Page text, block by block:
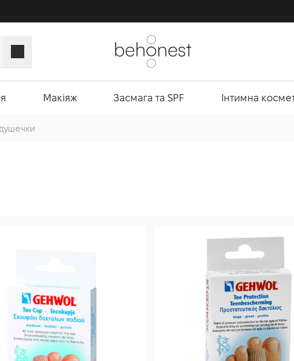
Макіяж Засмага та SPF Інтимна